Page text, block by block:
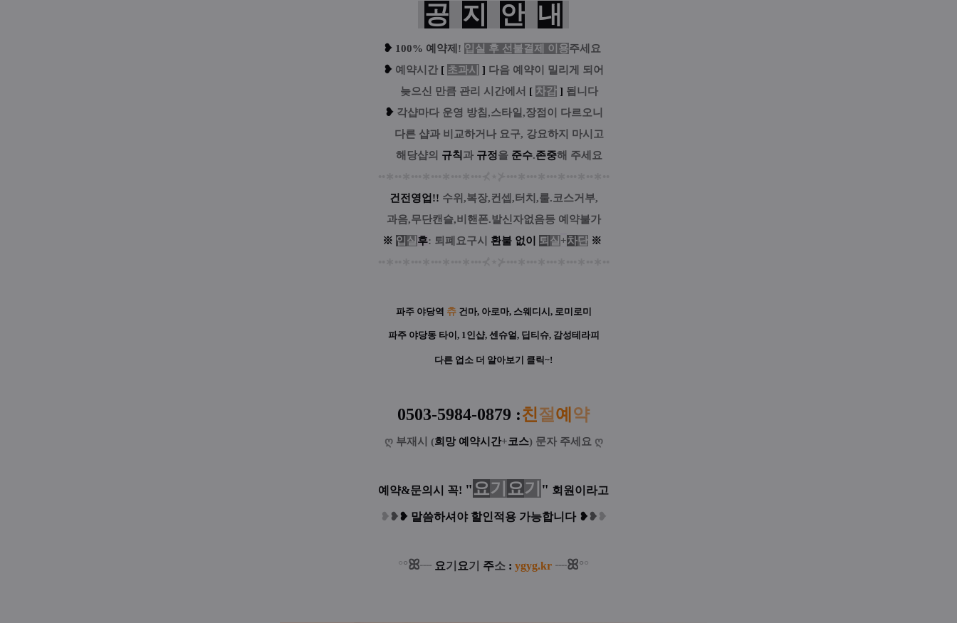
공 지 안 내
❥ 100% 예약제 ! 입실 후 선불결제 이용주세요
❥ 예 약시간 [ 초과시 ] 다음 예약이 밀리게 되어
늦으신 만큼 관리 시간에서 [ 차감 ] 됩니다
❥ 각샵마다 운영 방침,스타일,장점이 다르오니
다른 샵과 비교하거나 요구, 강요하지 마시고
해당샵의 규칙 과 규정을 준수.존중해 주세요
건전영업!! 수위,복장,컨셉,터치,룰.코스거부,
과음,무단캔슬,비핸폰.발신자없음등 예약불가
※ 입 실 후: 퇴폐요구시 환불 없이 퇴 실 +차단 ※
파주 야당역 츄건마, 아로마, 스웨디시, 로미로미
파주 야당동 타이, 1인샵, 센슈얼, 딥티슈, 감성테라피
다른 업소 더 알아보기 클릭~!
0503-5984-0879 :친절 예 약
ღ 부재시 (희망 예약시간+코스) 문자 주세요 ღ
예약&문의시 꼭! "요기 요기 " 회원이라고
❥ ❥❥ 말씀하셔야 할인적용 가능합니다 ❥❥ ❥
°°ꕤ┈ 요기 요기 주소 : ygyg.kr ┈ꕤ°°